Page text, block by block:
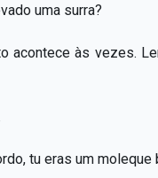
uma surra?
acontece às vezes.
tu eras um moleque